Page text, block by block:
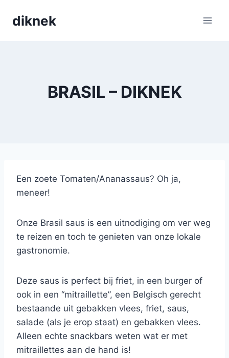
diknek
BRASIL – DIKNEK
Een zoete Tomaten/Ananassaus? Oh ja,
meneer!
Onze Brasil saus is een uitnodiging om ver weg
te reizen en toch te genieten van onze lokale
gastronomie.
Deze saus is perfect bij friet, in een burger of
ook in een “mitraillette”, een Belgisch gerecht
bestaande uit gebakken vlees, friet, saus,
salade (als je erop staat) en gebakken vlees.
Alleen echte snackbars weten wat er met
mitraillettes aan de hand is!